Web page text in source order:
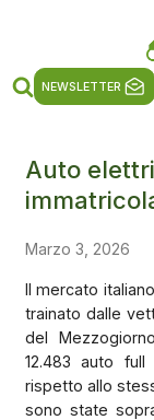
NEWSLETTER
Auto
Marzo 3, 2026
Il mercato
trainato dalle
del
12.483 auto full
rispetto allo
sono state